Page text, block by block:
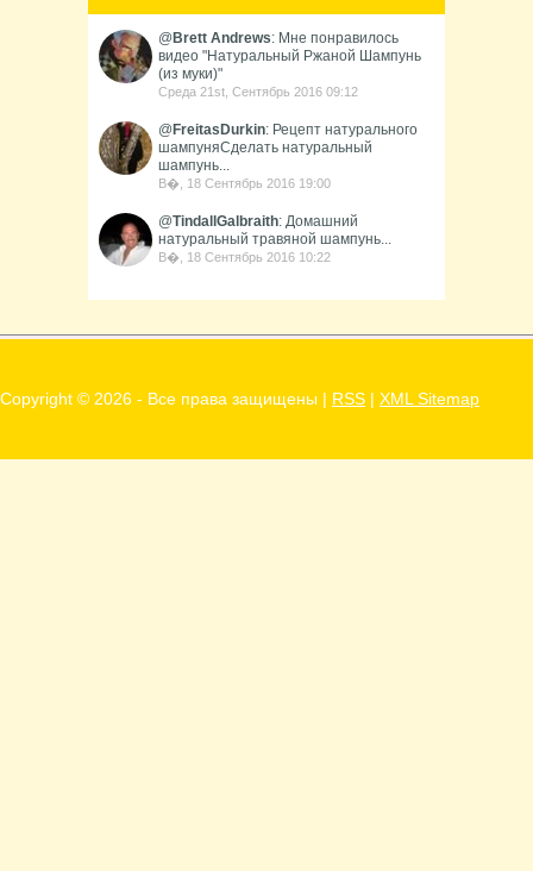
@ Brett Andrews: Мне понравилось
видео "Натуральный Ржаной Шампунь
(из муки)"
Среда 21st, Сентябрь 2016 09:12
@ FreitasDurkin: Рецепт натурального
шампуняСделать натуральный
шампунь...
В�, 18 Сентябрь 2016 19:00
@TindallGalbraith: Домашний
натуральный травяной шампунь...
В�, 18 Сентябрь 2016 10:22
Copyright © 2026 - Все права защищены | RSS | XML Sitemap